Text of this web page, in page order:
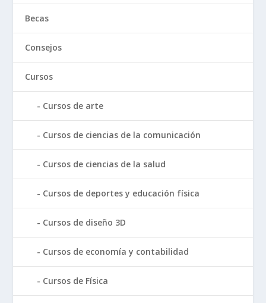
Becas
Consejos
Cursos
Cursos de arte
Cursos de ciencias de la comunicación
Cursos de ciencias de la salud
Cursos de deportes y educación física
Cursos de diseño 3D
Cursos de economía y contabilidad
Cursos de Física